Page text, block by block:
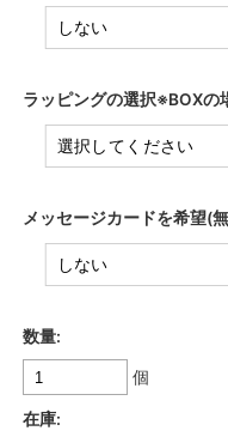
ラッピングの選択※BOXの
メッセージカードを希望(
数量:
個
在庫: